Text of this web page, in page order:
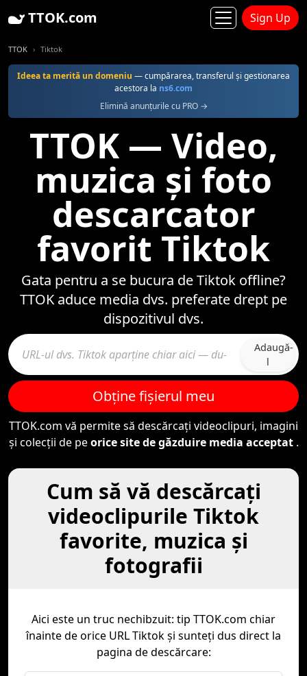
TTOK.com Sign Up
TTOK Tiktok
Ideea ta merită un domeniu — cumpărarea, transferul şi gestionarea
acestora la ns6.com
Elimină anunțurile cu PRO →
TTOK — Video,
muzica și foto
descarcator
favorit Tiktok
Gata pentru a se bucura de Tiktok offline?
TTOK aduce media dvs. preferate drept pe
dispozitivul dvs.
Adaugă-
l
Obține fișierul meu
TTOK.com vă permite să descărcați videoclipuri, imagini
și colecții de peorice site de găzduire media acceptat.
Cum să vă descărcaţi
videoclipurile Tiktok
favorite, muzica şi
fotografii
Aici este un truc nechibzuit: tip TTOK.com chiar
înainte de orice URL Tiktok și sunteți dus direct la
pagina de descărcare: